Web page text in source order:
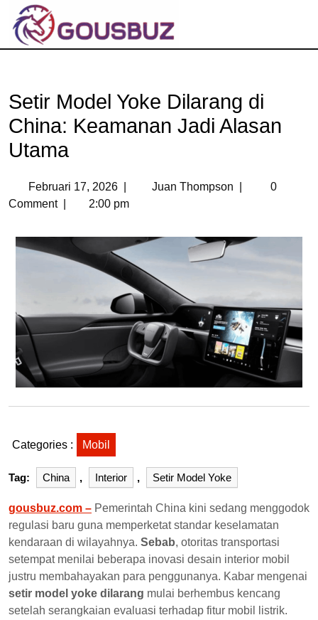
Setir Model Yoke Dilarang di
China: Keamanan Jadi Alasan
Utama
Februari 17, 2026 Juan Thompson
0
Comment
2:00 pm
Categories : Mobil
Tag: China , Interior , Setir Model Yoke
gousbuz.com – Pemerintah China kini sedang menggodok
regulasi baru guna memperketat standar keselamatan
kendaraan di wilayahnya. Sebab, otoritas transportasi
setempat menilai beberapa inovasi desain interior mobil
justru membahayakan para penggunanya. Kabar mengenai
setir model yoke dilarang mulai berhembus kencang
setelah serangkaian evaluasi terhadap fitur mobil listrik.